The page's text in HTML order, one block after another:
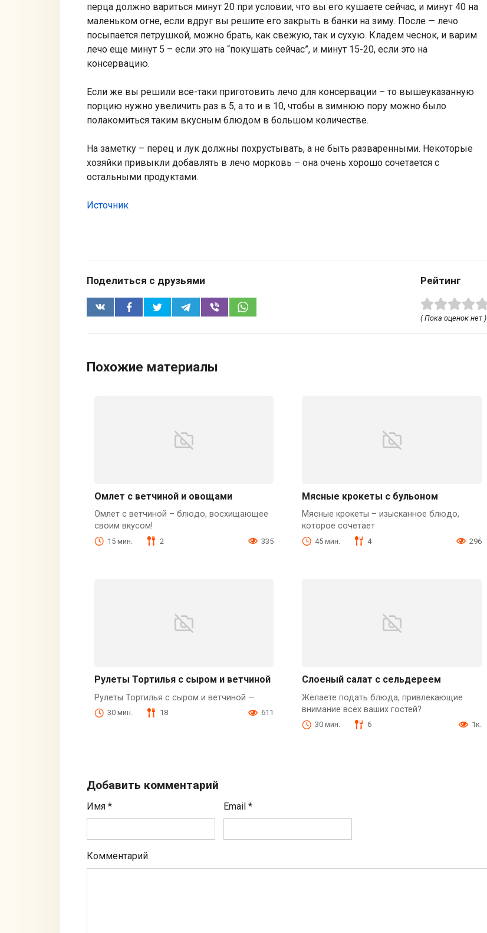
перца должно вариться минут 20 при условии, что вы его кушаете сейчас, и минут 40 на
маленьком огне, если вдруг вы решите его закрыть в банки на зиму. После — лечо
посыпается петрушкой, можно брать, как свежую, так и сухую. Кладем чеснок, и варим
лечо еще минут 5 – если это на “покушать сейчас”, и минут 15-20, если это на
консервацию.
Если же вы решили все-таки приготовить лечо для консервации – то вышеуказанную
порцию нужно увеличить раз в 5, а то и в 10, чтобы в зимнюю пору можно было
полакомиться таким вкусным блюдом в большом количестве.
На заметку – перец и лук должны похрустывать, а не быть разваренными. Некоторые
хозяйки привыкли добавлять в лечо морковь – она очень хорошо сочетается с
остальными продуктами.
Источник
Поделиться с друзьями Рейтинг
( Пока оценок нет )
Похожие материалы
Омлет с ветчиной и овощами
Омлет с ветчиной – блюдо, восхищающее
своим вкусом!
15 мин. 2 335
Мясные крокеты с бульоном
Мясные крокеты – изысканное блюдо,
которое сочетает
45 мин. 4 296
Рулеты Тортилья с сыром и ветчиной
Рулеты Тортилья с сыром и ветчиной —
30 мин. 18 611
Слоеный салат с сельдереем
Желаете подать блюда, привлекающие
внимание всех ваших гостей?
30 мин. 6 1к.
Добавить комментарий
Имя * Email*
Комментарий